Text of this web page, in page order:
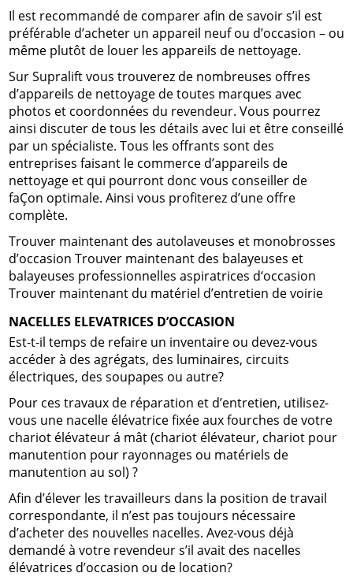
Il est recommandé de comparer afin de savoir s’il est
préférable d’acheter un appareil neuf ou d’occasion – ou
même plutôt de louer les appareils de nettoyage.
Sur Supralift vous trouverez de nombreuses offres
d’appareils de nettoyage de toutes marques avec
photos et coordonnées du revendeur. Vous pourrez
ainsi discuter de tous les détails avec lui et être conseillé
par un spécialiste. Tous les offrants sont des
entreprises faisant le commerce d’appareils de
nettoyage et qui pourront donc vous conseiller de
faÇon optimale. Ainsi vous profiterez d’une offre
complète.
Trouver maintenant des autolaveuses et monobrosses
d’occasion Trouver maintenant des balayeuses et
balayeuses professionnelles aspiratrices d‘occasion
Trouver maintenant du matériel d’entretien de voirie
NACELLES ELEVATRICES D’OCCASION
Est-t-il temps de refaire un inventaire ou devez-vous
accéder à des agrégats, des luminaires, circuits
électriques, des soupapes ou autre?
Pour ces travaux de réparation et d’entretien, utilisez-
vous une nacelle élévatrice fixée aux fourches de votre
chariot élévateur á mât (chariot élévateur, chariot pour
manutention pour rayonnages ou matériels de
manutention au sol) ?
Afin d’élever les travailleurs dans la position de travail
correspondante, il n’est pas toujours nécessaire
d’acheter des nouvelles nacelles. Avez-vous déjà
demandé à votre revendeur s’il avait des nacelles
élévatrices d’occasion ou de location?